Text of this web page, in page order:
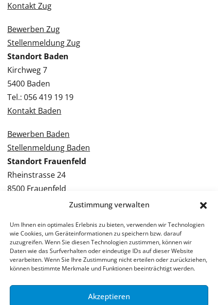
Zustimmung verwalten
Um Ihnen ein optimales Erlebnis zu bieten, verwenden wir Technologien
wie Cookies, um Geräteinformationen zu speichern bzw. darauf
zuzugreifen. Wenn Sie diesen Technologien zustimmen, können wir
Daten wie das Surfverhalten oder eindeutige IDs auf dieser Website
verarbeiten. Wenn Sie Ihre Zustimmung nicht erteilen oder zurückziehen,
können bestimmte Merkmale und Funktionen beeinträchtigt werden.
Akzeptieren
Kontakt Zug
Bewerben Zug
Stellenmeldung Zug
Standort Baden
Kirchweg 7
5400 Baden
Tel.: 056 419 19 19
Kontakt Baden
Bewerben Baden
Stellenmeldung Baden
Standort Frauenfeld
Rheinstrasse 24
8500 Frauenfeld
Tel.: 052 224 09 09
Bewerben Frauenfeld
Stellenmeldung Frauenfeld
© 2026 Stellenpartner AG